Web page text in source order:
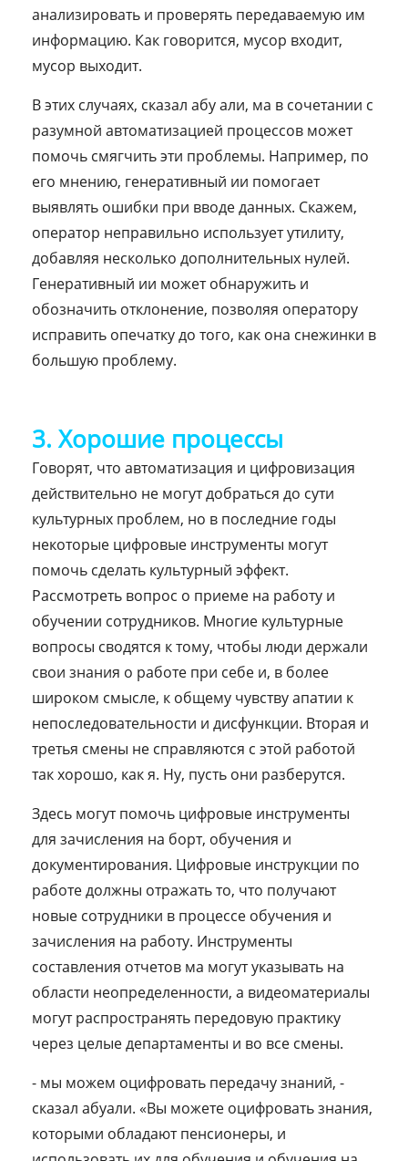
анализировать и проверять передаваемую им
информацию. Как говорится, мусор входит,
мусор выходит.
В этих случаях, сказал абу али, ма в сочетании с
разумной автоматизацией процессов может
помочь смягчить эти проблемы. Например, по
его мнению, генеративный ии помогает
выявлять ошибки при вводе данных. Скажем,
оператор неправильно использует утилиту,
добавляя несколько дополнительных нулей.
Генеративный ии может обнаружить и
обозначить отклонение, позволяя оператору
исправить опечатку до того, как она снежинки в
большую проблему.
3. Хорошие процессы
Говорят, что автоматизация и цифровизация
действительно не могут добраться до сути
культурных проблем, но в последние годы
некоторые цифровые инструменты могут
помочь сделать культурный эффект.
Рассмотреть вопрос о приеме на работу и
обучении сотрудников. Многие культурные
вопросы сводятся к тому, чтобы люди держали
свои знания о работе при себе и, в более
широком смысле, к общему чувству апатии к
непоследовательности и дисфункции. Вторая и
третья смены не справляются с этой работой
так хорошо, как я. Ну, пусть они разберутся.
Здесь могут помочь цифровые инструменты
для зачисления на борт, обучения и
документирования. Цифровые инструкции по
работе должны отражать то, что получают
новые сотрудники в процессе обучения и
зачисления на работу. Инструменты
составления отчетов ма могут указывать на
области неопределенности, а видеоматериалы
могут распространять передовую практику
через целые департаменты и во все смены.
- мы можем оцифровать передачу знаний, -
сказал абуали. «Вы можете оцифровать знания,
которыми обладают пенсионеры, и